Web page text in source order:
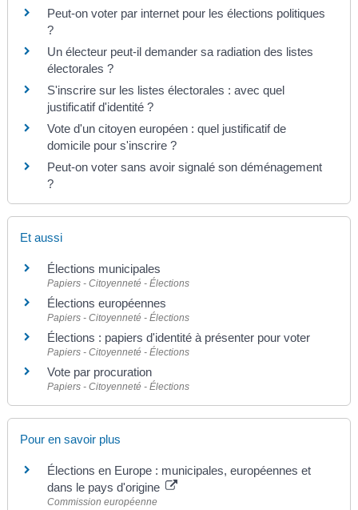
Peut-on voter par internet pour les élections politiques
?
Un électeur peut-il demander sa radiation des listes
électorales ?
S'inscrire sur les listes électorales : avec quel
justificatif d'identité ?
Vote d'un citoyen européen : quel justificatif de
domicile pour s'inscrire ?
Peut-on voter sans avoir signalé son déménagement
?
Et aussi
Élections municipales
Papiers - Citoyenneté - Élections
Élections européennes
Papiers - Citoyenneté - Élections
Élections : papiers d'identité à présenter pour voter
Papiers - Citoyenneté - Élections
Vote par procuration
Papiers - Citoyenneté - Élections
Pour en savoir plus
Élections en Europe : municipales, européennes et
dans le pays d'origine
Commission européenne